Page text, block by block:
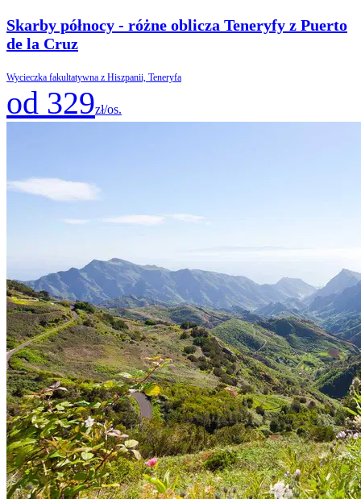
Skarby północy - różne oblicza Teneryfy z Puerto
de la Cruz
Wycieczka fakultatywna z Hiszpanii, Teneryfa
od 329zł/os.